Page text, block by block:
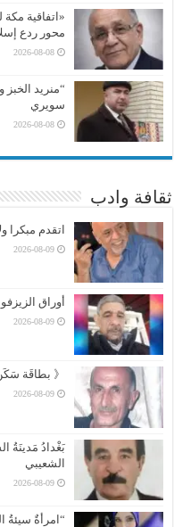
«اتفاقية
محور ردع
2026-08-08
“منريد
سويري
2026-08-08
ثقافة وادب
اتقدم
2026-08-09
أوراق
2026-08-09
《 بطاقَة
2026-08-09
بَغْدادُ مَدينَةُ
الشعيبي
2026-08-09
“امرأةٌ سيئةُ